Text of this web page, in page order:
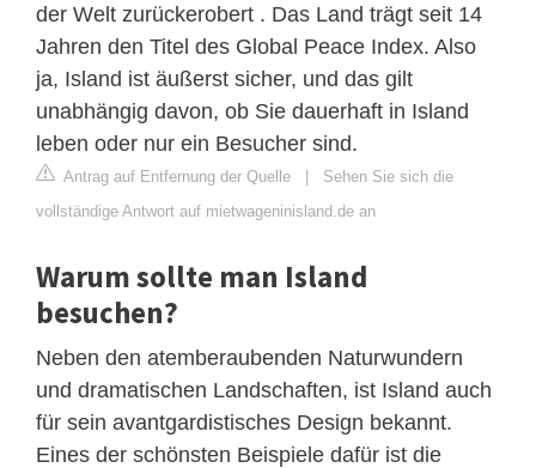
der Welt zurückerobert . Das Land trägt seit 14
Jahren den Titel des Global Peace Index. Also
ja, Island ist äußerst sicher, und das gilt
unabhängig davon, ob Sie dauerhaft in Island
leben oder nur ein Besucher sind.
Antrag auf Entfernung der Quelle | Sehen Sie sich die
vollständige Antwort auf mietwageninisland.de an
Warum sollte man Island
besuchen?
Neben den atemberaubenden Naturwundern
und dramatischen Landschaften, ist Island auch
für sein avantgardistisches Design bekannt.
Eines der schönsten Beispiele dafür ist die